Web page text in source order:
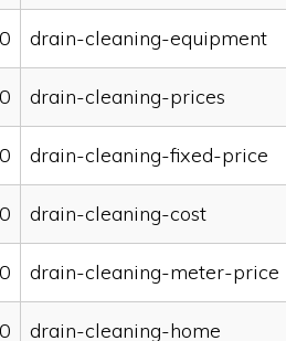
drain-cleaning-equipment
drain-cleaning-prices
drain-cleaning-fixed-price
drain-cleaning-cost
drain-cleaning-meter-price
drain-cleaning-home